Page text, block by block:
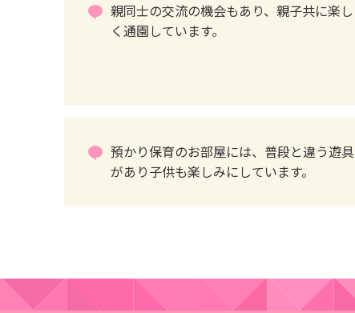
親同士の交流の機会もあり、親子共に楽し
く通園しています。
預かり保育のお部屋には、普段と違う遊具
があり子供も楽しみにしています。